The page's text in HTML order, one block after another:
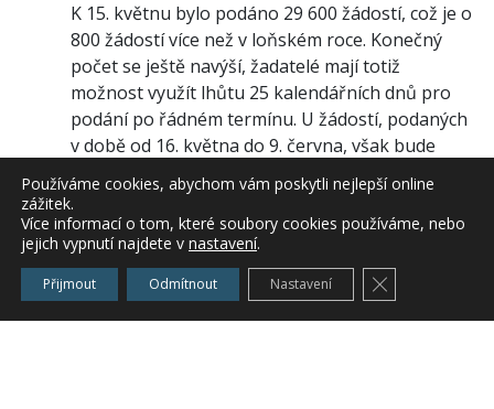
K 15. květnu bylo podáno 29 600 žádostí, což je o
800 žádostí více než v loňském roce. Konečný
počet se ještě navýší, žadatelé mají totiž
možnost využít lhůtu 25 kalendářních dnů pro
podání po řádném termínu. U žádostí, podaných
v době od 16. května do 9. června, však bude
udělena sankce ve výši 1 % z celkově přiznané
dotace za každý pracovní den. Po 9. červnu už
Jednotnou žádost podat nelze.
Stejně jako v loňském roce byla naprostá většina
žádostí podána elektronicky přes aplikaci Portál
farmáře s pomocí zaměstnanců Oddělení příjmu
Používáme cookies, abychom vám poskytli nejlepší online
zážitek.
Více informací o tom, které soubory cookies používáme, nebo
jejich vypnutí najdete v nastavení.
Přijmout Odmítnout Nastavení Zavřít cookie